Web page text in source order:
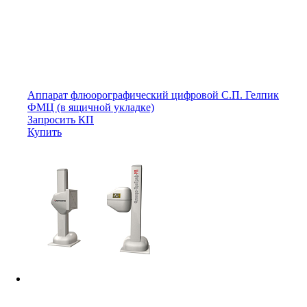
Аппарат флюорографический цифровой С.П. Гелпик
ФМЦ (в ящичной укладке)
Запросить КП
Купить